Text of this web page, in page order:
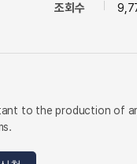
조회수
to the production of